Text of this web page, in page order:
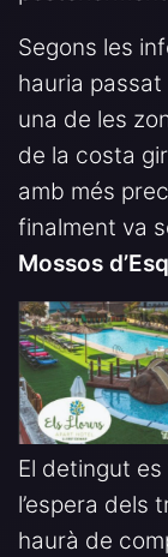
Segons les
hauria
una de les
de la costa
amb més
finalment va
Mossos
El detingut
l’espera dels
haurà de